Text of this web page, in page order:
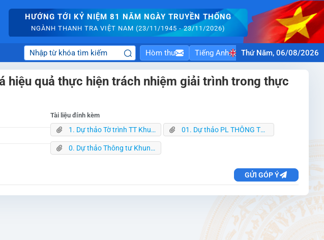
HƯỚNG TỚI KỶ NIỆM 81 NĂM NGÀY TRUYỀN THỐNG
NGÀNH THANH TRA VIỆT NAM (23/11/1945 - 23/11/2026)
Hòm thư Tiếng Anh Thứ Năm, 06/08/2026
hiệu quả thực hiện trách nhiệm giải trình trong thực
Tài liệu đính kèm
1. Dự thảo Tờ trình TT Khung tiêu chí 15-5-2026.docx 01. Dự thảo PL THÔNG TƯ KHUNG TC 15-5-2026.docx
0. Dự thảo Thông tư Khung TC 15.5.26.docx
GỬI GÓP Ý